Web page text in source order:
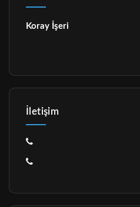
Koray İşeri
İletişim